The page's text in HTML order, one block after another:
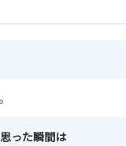
った瞬間は